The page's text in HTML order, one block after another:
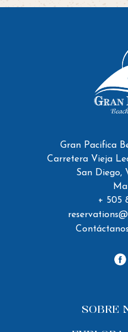
Pacifica
Beach
&
Resort
Gran Pacifica
Carretera Vieja
San Diego,
+ 505
SOBRE